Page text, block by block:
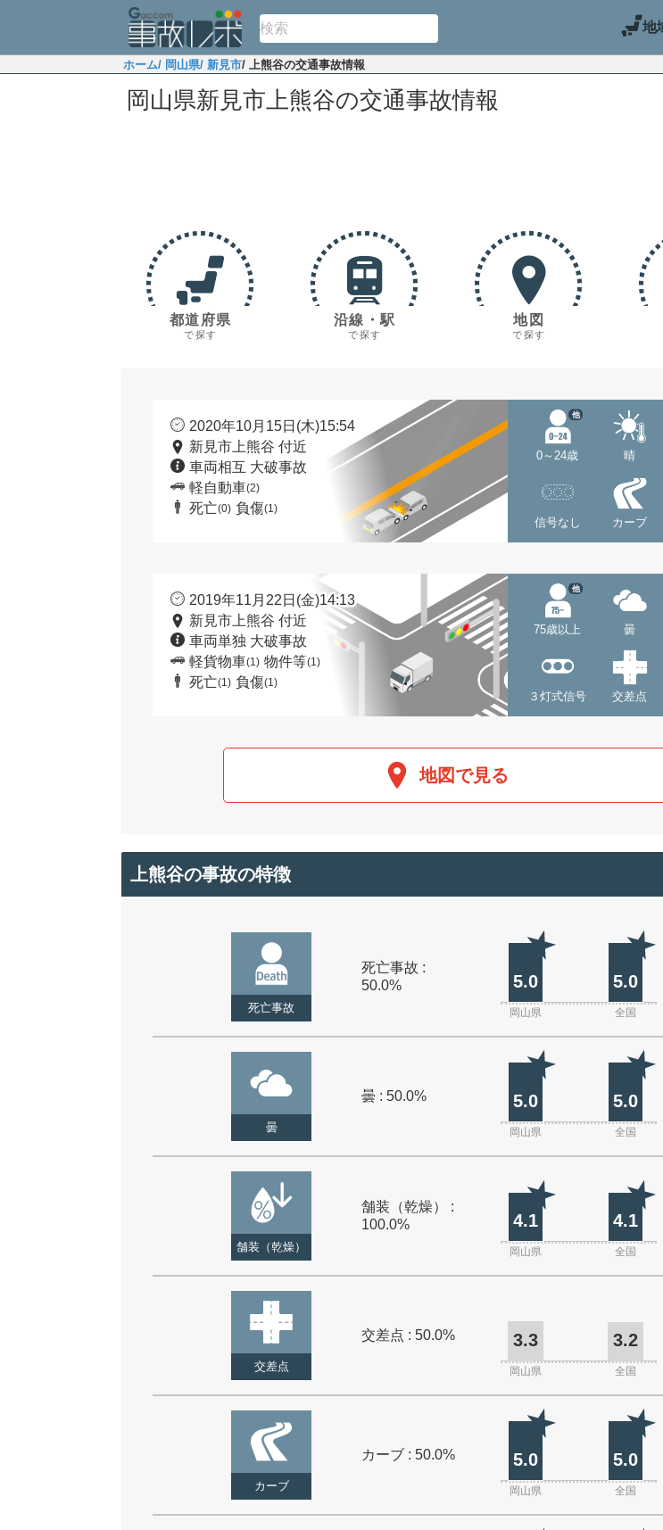
地
ホーム/ 岡山県/ 新見市/ 上熊谷の交通事故情報
岡山県新見市上熊谷の交通事故情報
都道府県
で探す
沿線・駅
で探す
地図
で探す
2020年10月15日(木)15:54
新見市上熊谷 付近
車両相互 大破事故
軽自動車(2)
死亡(0) 負傷(1)
0～24歳
他
晴
信号なし カーブ
2019年11月22日(金)14:13
新見市上熊谷 付近
車両単独 大破事故
軽貨物車(1) 物件等(1)
死亡(1) 負傷(1)
75歳以上
他
曇
３灯式信号 交差点
地図で見る
上熊谷の事故の特徴
死亡事故
死亡事故 :
50.0%
5.0 5.0
岡山県 全国
曇
曇 : 50.0% 5.0 5.0
岡山県 全国
舗装（乾燥）
舗装（乾燥） :
100.0%
4.1 4.1
岡山県 全国
交差点
交差点 : 50.0% 3.3 3.2
岡山県 全国
カーブ
カーブ : 50.0% 5.0 5.0
岡山県 全国